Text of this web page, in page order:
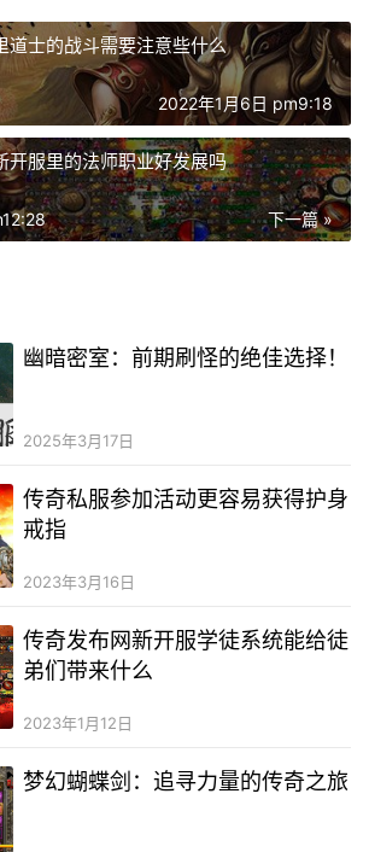
道士的战斗需要注意些什么
2022年1月6日 pm9:18
开服里的法师职业好发展吗
下一篇 »
幽暗密室：前期刷怪的绝佳选择！
2025年3月17日
传奇私服参加活动更容易获得护身
戒指
2023年3月16日
传奇发布网新开服学徒系统能给徒
弟们带来什么
2023年1月12日
梦幻蝴蝶剑：追寻力量的传奇之旅